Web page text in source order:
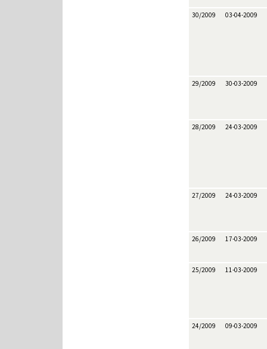
30/2009 03-04-2009
29/2009 30-03-2009
28/2009 24-03-2009
27/2009 24-03-2009
26/2009 17-03-2009
25/2009 11-03-2009
24/2009 09-03-2009